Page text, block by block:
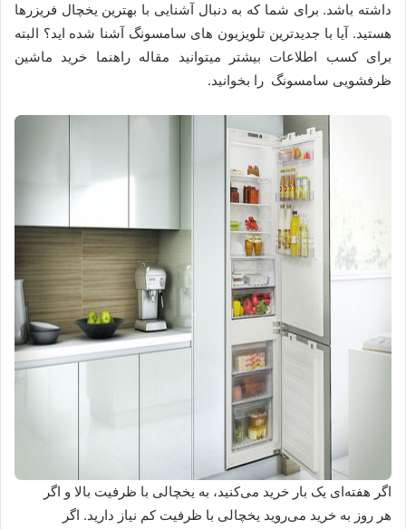
داشته باشد. برای شما که به دنبال آشنایی با بهترین یخچال فریزرها
هستید. آیا با جدیدترین تلویزیون های سامسونگ آشنا شده اید؟ البته
برای کسب اطلاعات بیشتر میتوانید مقاله راهنما خرید ماشین
ظرفشویی سامسونگ را بخوانید.
اگر هفته‌ای یک بار خرید می‌کنید، به یخچالی با ظرفیت بالا و اگر
هر روز به خرید می‌روید یخچالی با ظرفیت کم نیاز دارید. اگر